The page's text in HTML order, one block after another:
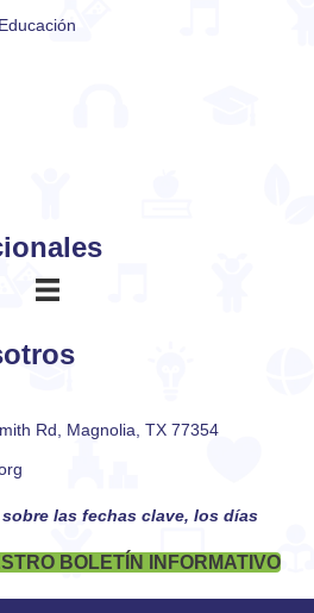
Rd, Magnolia, TX 77354
las fechas clave, los días
BOLETÍN INFORMATIVO